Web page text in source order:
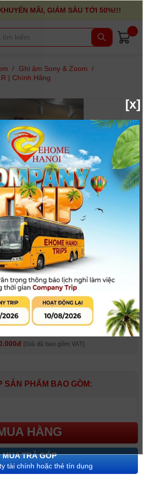
MÃI, GIẢM SÂU TỚI 50%!!!
/ Ghi âm Sony & Zoom /
| Chính Hãng
| CHÍNH HÃNG
giá)
[Giá đã bao gồm VAT]
SẢN PHẨM BAO GỒM:
HÀNG
MUA TRẢ GÓP
tài chính hoặc thẻ tín dụng
[x]